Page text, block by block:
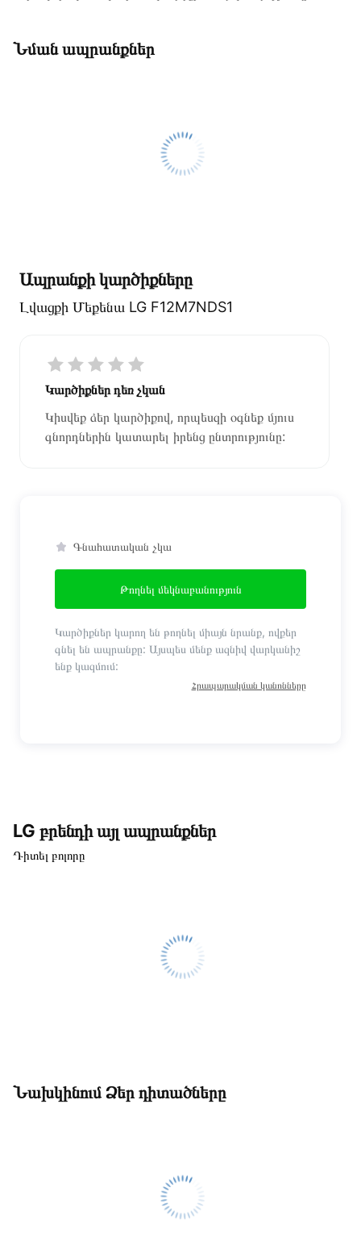
Նման ապրանքներ
Ապրանքի կարծիքները
Լվացքի Մեքենա LG F12M7NDS1
Կարծիքներ դեռ չկան
Կիսվեք ձեր կարծիքով, որպեսզի օգնեք մյուս
գնորդներին կատարել իրենց ընտրությունը:
Գնահատական չկա
Թողնել մեկնաբանություն
Կարծիքներ կարող են թողնել միայն նրանք, ովքեր
գնել են ապրանքը: Այսպես մենք ազնիվ վարկանիշ
ենք կազմում:
Հրապարակման կանոնները
LG բրենդի այլ ապրանքներ
Դիտել բոլորը
Նախկինում Ձեր դիտածները